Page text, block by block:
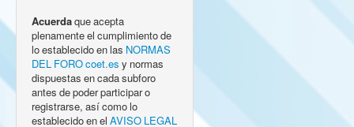
Acuerda que acepta
plenamente el cumplimiento de
lo establecido en las NORMAS
DEL FORO coet.es y normas
dispuestas en cada subforo
antes de poder participar o
registrarse, así como lo
establecido en el AVISO LEGAL